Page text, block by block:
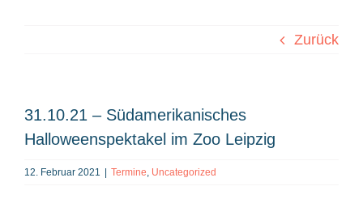
Zurück
31.10.21 – Südamerikanisches
Halloweenspektakel im Zoo Leipzig
12. Februar 2021 Termine, Uncategorized